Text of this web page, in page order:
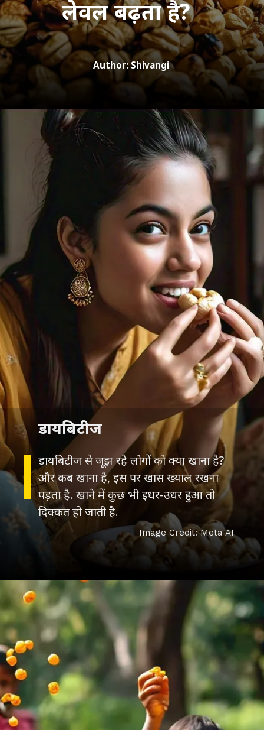
लेवल बढ़ता है?
Author: Shivangi
डायबिटीज से जूझ रहे लोगों को क्या खाना है?
और कब खाना है, इस पर खास ख्याल रखना
पड़ता है. खाने में कुछ भी इधर-उधर हुआ तो
दिक्कत हो जाती है.
डायबिटीज
Image Credit: Meta AI